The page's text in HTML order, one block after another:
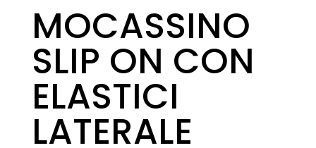
MOCASSINO
SLIP ON CON
ELASTICI
LATERALE